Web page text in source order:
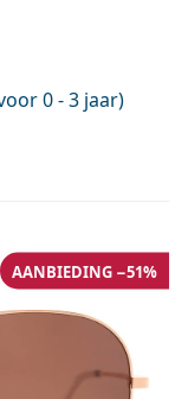
0 - 3 jaar)
AANBIEDING −51%